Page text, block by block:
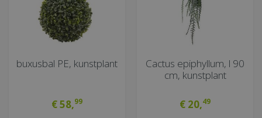
buxusbal PE, kunstplant
€58,99
Cactus epiphyllum, l 90
cm, kunstplant
€ 20,49